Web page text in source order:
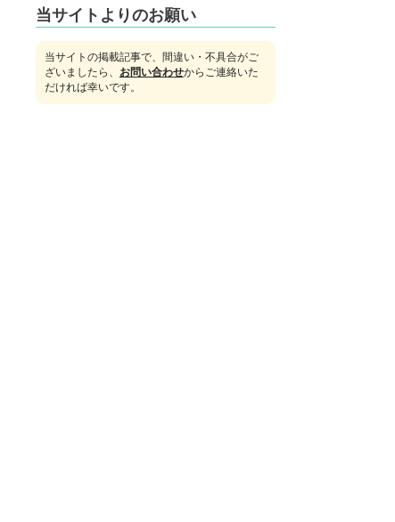
当サイトよりのお願い
当サイトの掲載記事で、間違い・不具合がご
ざいましたら、 お問い合わせからご連絡いた
だければ幸いです。